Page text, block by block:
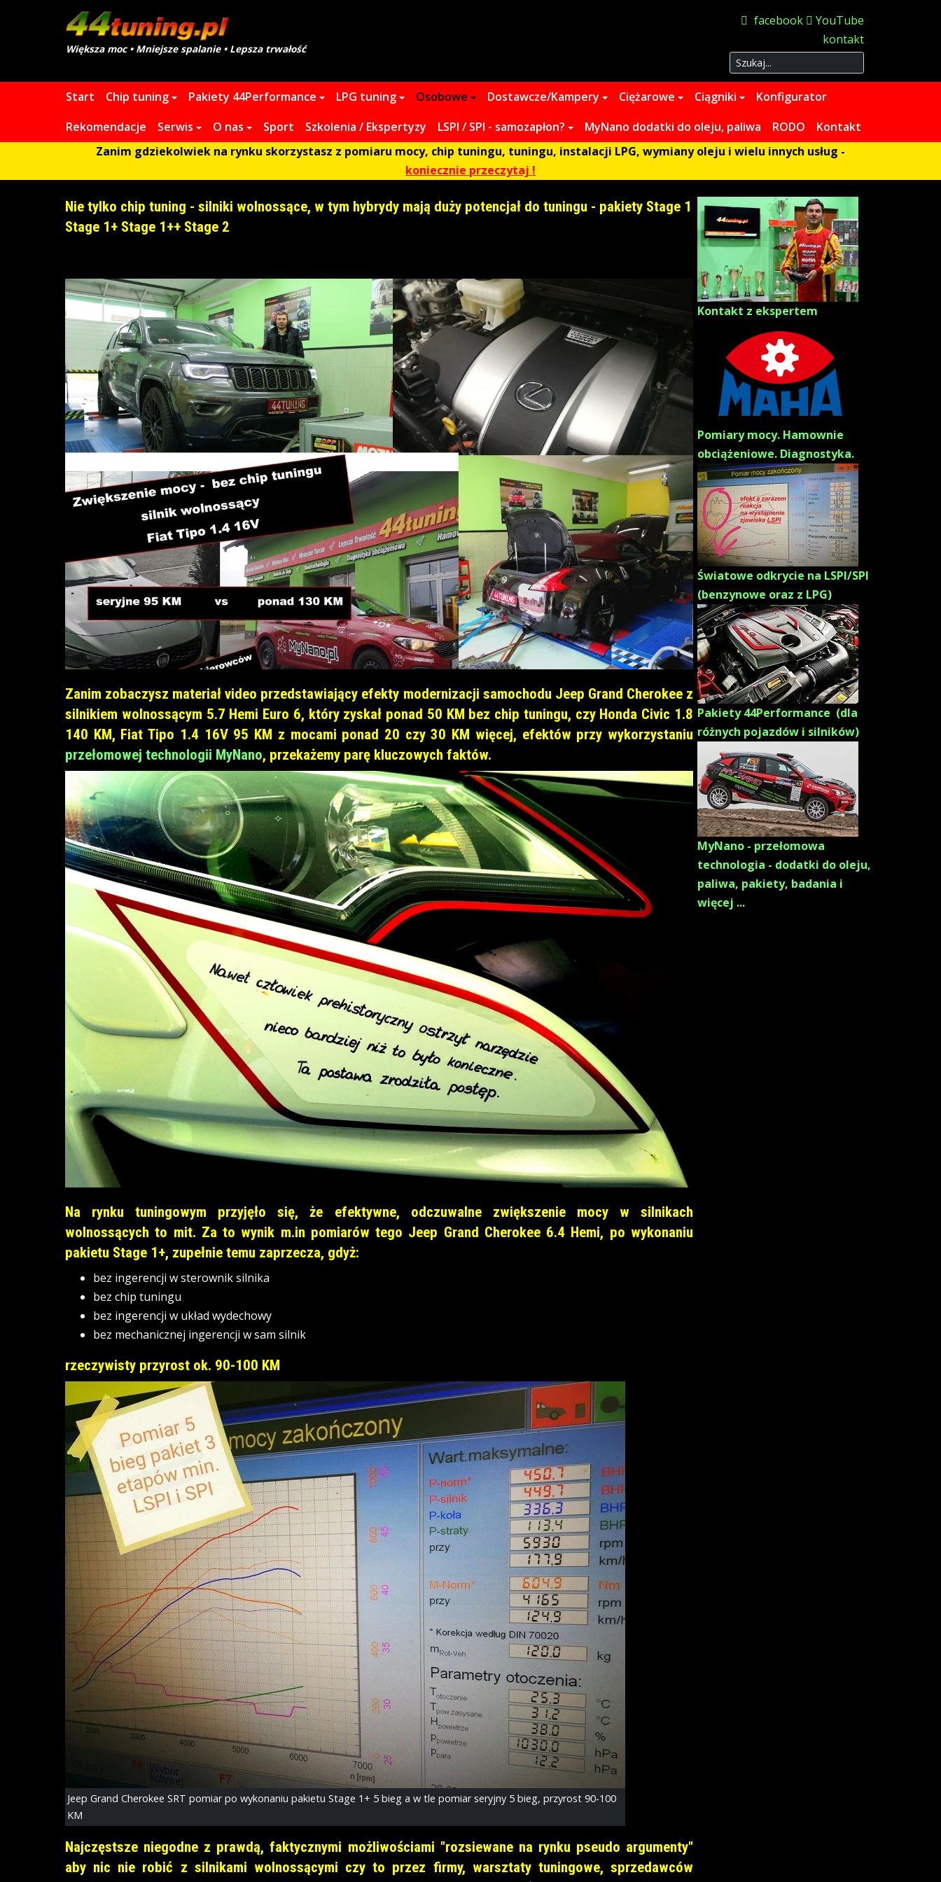
Większa moc • Mniejsze spalanie • Lepsza trwałość
facebook
YouTube
kontakt
Szukaj
Start Chip tuning Pakiety 44Performance LPG tuning Osobowe Dostawcze/Kampery Ciężarowe Ciągniki
Konfigurator
Rekomendacje
Serwis O nas Sport Szkolenia / Ekspertyzy LSPI / SPI - samozapłon? MyNano dodatki do oleju, paliwa RODO
Kontakt
Zanim gdziekolwiek na rynku skorzystasz z pomiaru mocy, chip tuningu, tuningu, instalacji LPG, wymiany oleju i wielu innych usług -
koniecznie przeczytaj !
Nie tylko chip tuning - silniki wolnossące, w tym hybrydy mają duży potencjał do tuningu - pakiety Stage 1
Stage 1+ Stage 1++ Stage 2
Zanim zobaczysz materiał video przedstawiający efekty modernizacji samochodu Jeep Grand Cherokee z
silnikiem wolnossącym 5.7 Hemi Euro 6, który zyskał ponad 50 KM bez chip tuningu, czy Honda Civic 1.8
140 KM, Fiat Tipo 1.4 16V 95 KM z mocami ponad 20 czy 30 KM więcej, efektów przy wykorzystaniu
przełomowej technologii MyNano, przekażemy parę kluczowych faktów.
Na rynku tuningowym przyjęło się, że efektywne, odczuwalne zwiększenie mocy w silnikach
wolnossących to mit. Za to wynik m.in pomiarów tego Jeep Grand Cherokee 6.4 Hemi, po wykonaniu
pakietu Stage 1+, zupełnie temu zaprzecza, gdyż:
bez ingerencji w sterownik silnika
bez chip tuningu
bez ingerencji w układ wydechowy
bez mechanicznej ingerencji w sam silnik
rzeczywisty przyrost ok. 90-100 KM
Jeep Grand Cherokee SRT pomiar po wykonaniu pakietu Stage 1+ 5 bieg a w tle pomiar seryjny 5 bieg, przyrost 90-100
KM
Najczęstsze niegodne z prawdą, faktycznymi możliwościami "rozsiewane na rynku pseudo argumenty"
aby nic nie robić z silnikami wolnossącymi czy to przez firmy, warsztaty tuningowe, sprzedawców
Kontakt z ekspertem
Pomiary mocy. Hamownie
obciążeniowe. Diagnostyka.
Światowe odkrycie na LSPI/SPI
(benzynowe oraz z LPG)
Pakiety 44Performance (dla
różnych pojazdów i silników)
MyNano - przełomowa
technologia - dodatki do oleju,
paliwa, pakiety, badania i
więcej ...